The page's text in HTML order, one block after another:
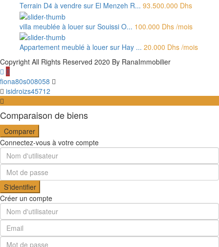
Terrain D4 à vendre sur El Menzeh R... 93.500.000 Dhs
villa meublée à louer sur Souissi O... 100.000 Dhs /mois
Appartement meublé à louer sur Hay ... 20.000 Dhs /mois
Copyright All Rights Reserved 2020 By RanaImmobilier
fiona80s008058
isidroizs45712
Comparaison de biens
Comparer
Connectez-vous à votre compte
S'identifier
Créer un compte